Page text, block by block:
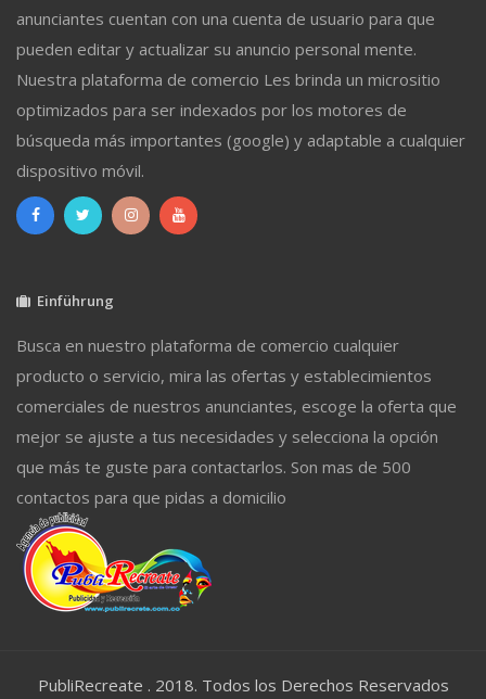
anunciantes cuentan con una cuenta de usuario para que
pueden editar y actualizar su anuncio personal mente.
Nuestra plataforma de comercio Les brinda un micrositio
optimizados para ser indexados por los motores de
búsqueda más importantes (google) y adaptable a cualquier
dispositivo móvil.
Einführung
Busca en nuestro plataforma de comercio cualquier
producto o servicio, mira las ofertas y establecimientos
comerciales de nuestros anunciantes, escoge la oferta que
mejor se ajuste a tus necesidades y selecciona la opción
que más te guste para contactarlos. Son mas de 500
contactos para que pidas a domicilio
PubliRecreate . 2018. Todos los Derechos Reservados